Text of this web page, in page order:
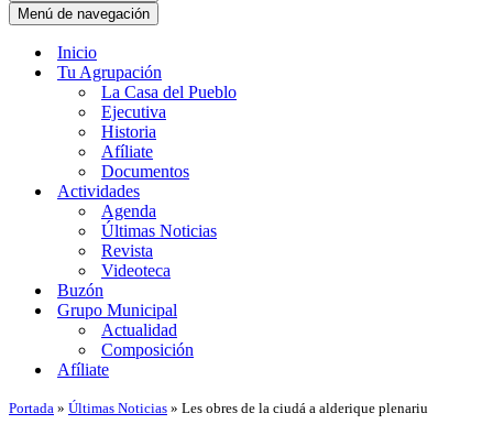
Menú de navegación
Inicio
Tu Agrupación
La Casa del Pueblo
Ejecutiva
Historia
Afíliate
Documentos
Actividades
Agenda
Últimas Noticias
Revista
Videoteca
Buzón
Grupo Municipal
Actualidad
Composición
Afíliate
Portada » Últimas Noticias » Les obres de la ciudá a alderique plenariu